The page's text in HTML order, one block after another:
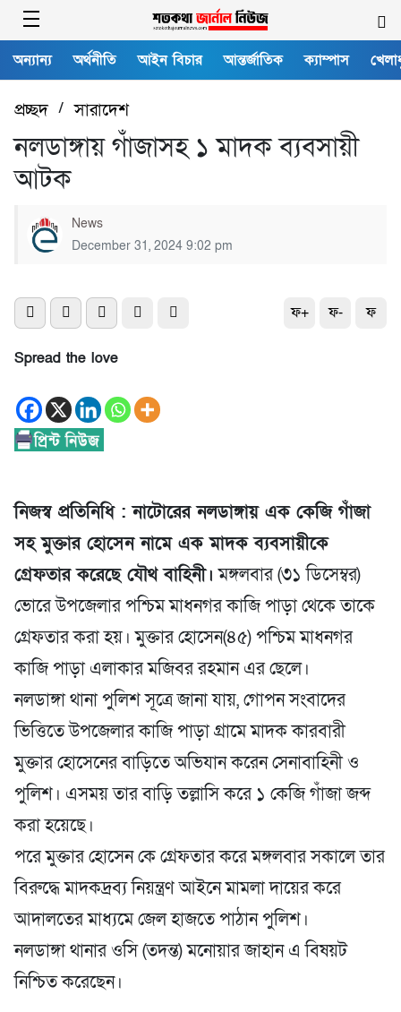
অন্যান্য অর্থনীতি আইন বিচার আন্তর্জাতিক ক্যাম্পাস
প্রচ্ছদ/সারাদেশ
নলডাঙ্গায় গাঁজাসহ ১ মাদক ব্যবসায়ী
আটক
News
December 31, 2024 9:02 pm
ফ+ ফ- ফ
Spread the love
নিজস্ব প্রতিনিধি : নাটোরের নলডাঙ্গায় এক কেজি গাঁজা
সহ মুক্তার হোসেন নামে এক মাদক ব্যবসায়ীকে
গ্রেফতার করেছে যৌথ বাহিনী। মঙ্গলবার (৩১ ডিসেম্বর)
ভোরে উপজেলার পশ্চিম মাধনগর কাজি পাড়া থেকে তাকে
গ্রেফতার করা হয়। মুক্তার হোসেন(৪৫) পশ্চিম মাধনগর
কাজি পাড়া এলাকার মজিবর রহমান এর ছেলে।
নলডাঙ্গা থানা পুলিশ সূত্রে জানা যায়, গোপন সংবাদের
ভিত্তিতে উপজেলার কাজি পাড়া গ্রামে মাদক কারবারী
মুক্তার হোসেনের বাড়িতে অভিযান করেন সেনাবাহিনী ও
পুলিশ। এসময় তার বাড়ি তল্লাসি করে ১ কেজি গাঁজা জব্দ
করা হয়েছে।
পরে মুক্তার হোসেন কে গ্রেফতার করে মঙ্গলবার সকালে তার
বিরুদ্ধে মাদকদ্রব্য নিয়ন্ত্রণ আইনে মামলা দায়ের করে
আদালতের মাধ্যমে জেল হাজতে পাঠান পুলিশ।
নলডাঙ্গা থানার ওসি (তদন্ত) মনোয়ার জাহান এ বিষয়ট
নিশ্চিত করেছেন।